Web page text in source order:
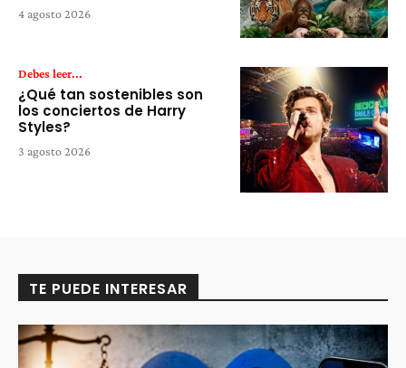
4 agosto 2026
Debes leer...
¿Qué tan sostenibles son
los conciertos de Harry
Styles?
3 agosto 2026
TE PUEDE INTERESAR